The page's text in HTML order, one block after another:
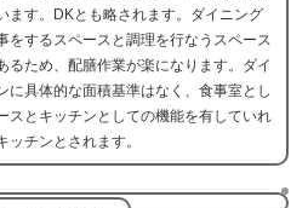
ます。DKとも略されます。ダイニング
をするスペースと調理を行なうスペース
るため、配膳作業が楽になります。ダイ
に具体的な面積基準はなく、食事室とし
スとキッチンとしての機能を有していれ
ッチンとされます。